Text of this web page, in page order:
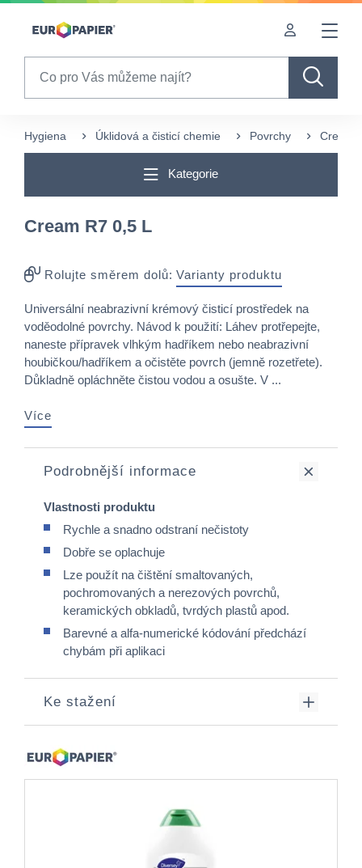
Table Of Content
Hygiena Úklidová a čisticí chemie Povrchy Cream
Kategorie
Cream R7 0,5 L
Rolujte směrem dolů: Varianty produktu
Universální neabrazivní krémový čisticí prostředek na
voděodolné povrchy. Návod k použití: Láhev protřepejte,
naneste přípravek vlhkým hadříkem nebo neabrazivní
houbičkou/hadříkem a očistěte povrch (jemně rozetřete).
Důkladně opláchněte čistou vodou a osušte. V ...
Více
Podrobnější informace
Vlastnosti produktu
Rychle a snadno odstraní nečistoty
Dobře se oplachuje
Lze použít na čištění smaltovaných,
pochromovaných a nerezových povrchů,
keramických obkladů, tvrdých plastů apod.
Barevné a alfa-numerické kódování předchází
chybám při aplikaci
Ke stažení